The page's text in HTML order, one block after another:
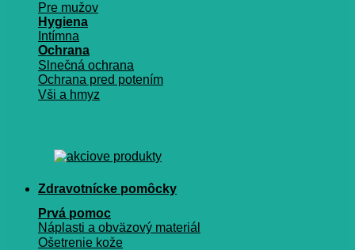
Pre mužov
Hygiena
Intímna
Ochrana
Slnečná ochrana
Ochrana pred potením
Vši a hmyz
Zdravotnícke pomôcky
Prvá pomoc
Náplasti a obväzový materiál
Ošetrenie kože